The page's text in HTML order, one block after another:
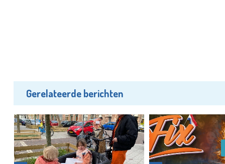
Gerelateerde berichten